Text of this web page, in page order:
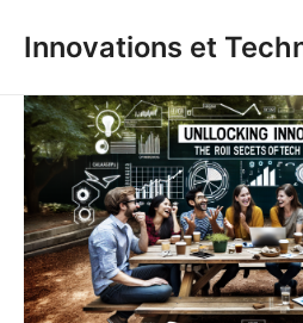
Innovations et